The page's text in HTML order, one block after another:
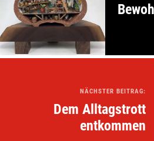
NÄCHSTER BEITRAG:
Dem Alltagstrott
entkommen